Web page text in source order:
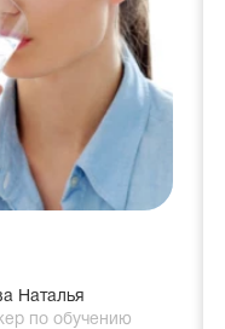
Наталья
по обучению